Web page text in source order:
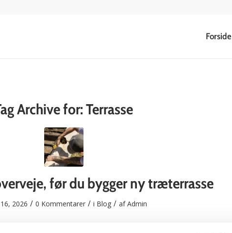
Forside
Archive for:Terrasse
før du bygger ny træterrasse
2026 / 0 Kommentarer / i Blog / afAdmin